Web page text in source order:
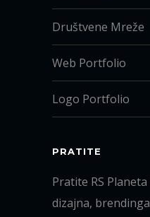
Društvene Mreže
Web Portfolio
Logo Portfolio
PRATITE
Pratite RS
dizajna,